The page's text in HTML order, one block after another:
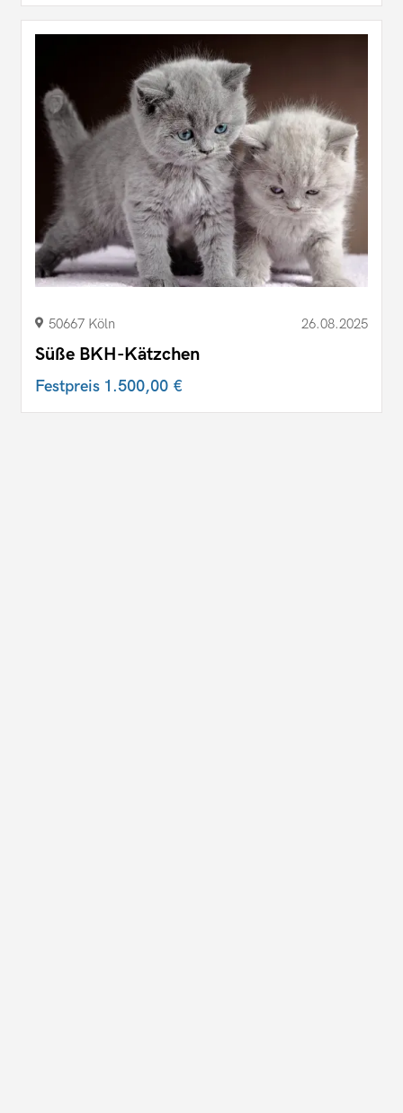
50667 Köln 26.08.2025
Süße BKH-Kätzchen
Festpreis 1.500,00 €